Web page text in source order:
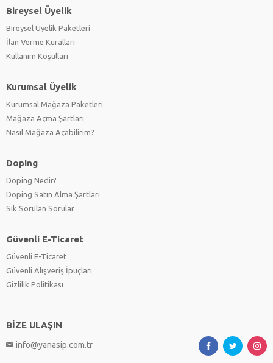
Bireysel Üyelik
Bireysel Üyelik Paketleri
İlan Verme Kuralları
Kullanım Koşulları
Kurumsal Üyelik
Kurumsal Mağaza Paketleri
Mağaza Açma Şartları
Nasıl Mağaza Açabilirim?
Doping
Doping Nedir?
Doping Satın Alma Şartları
Sık Sorulan Sorular
Güvenli E-Ticaret
Güvenli E-Ticaret
Güvenli Alışveriş İpuçları
Gizlilik Politikası
BİZE ULAŞIN
info@yanasip.com.tr